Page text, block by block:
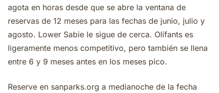
agota en horas desde que se abre la ventana de
reservas de 12 meses para las fechas de junio, julio y
agosto. Lower Sabie le sigue de cerca. Olifants es
ligeramente menos competitivo, pero también se llena
entre 6 y 9 meses antes en los meses pico.
Reserve en sanparks.org a medianoche de la fecha